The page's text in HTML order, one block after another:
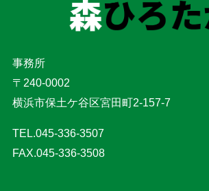
事務所
〒240-0002
横浜市保土ケ谷区宮田町2-157-7
TEL.045-336-3507
FAX.045-336-3508